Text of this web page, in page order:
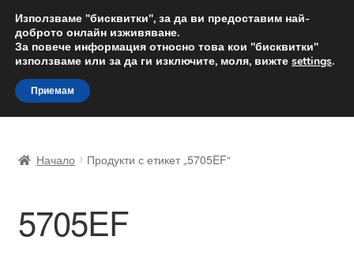
ДОСТАВКА от 12 лв.
Доставка по целия свят
Skip
to
navigation
Skip
to
content
Доставка по целия свят
Жалби
Начало Продукти с етикет „5705EF“
5705EF
Използваме "бисквитки", за да ви предоставим най-
доброто онлайн изживяване.
За повече информация относно това кои "бисквитки"
използваме или за да ги изключите, моля, вижте settings.
Приемам